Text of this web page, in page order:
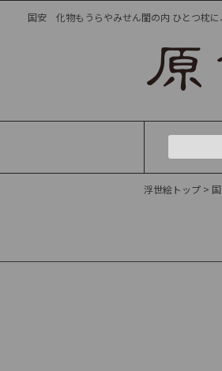
国安 化物もうらやみせん閨の内 ひとつ枕
浮世絵トップ >